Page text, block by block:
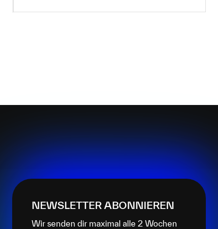
NEWSLETTER ABONNIEREN
Wir senden dir maximal alle 2 Wochen